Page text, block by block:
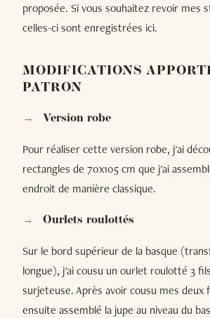
proposée. Si vous souhaitez revoir mes
celles-ci sont enregistrées ici.
MODIFICATIONS
PATRON
Version robe
Pour réaliser cette version robe, j'ai
rectangles de 70x105 cm que j'ai
endroit de manière classique.
Ourlets roulottés
Sur le bord supérieur de la basque
longue), j'ai cousu un ourlet roulotté 3
surjeteuse. Après avoir cousu mes deux
ensuite assemblé la jupe au niveau du